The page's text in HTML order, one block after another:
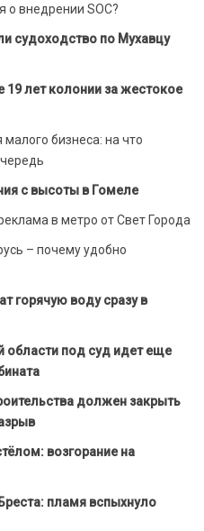
о внедрении SOC?
судоходство по Мухавцу
лет колонии за жестокое
бизнеса: на что
с высоты в Гомеле
в метро от Свет Города
– почему удобно
горячую воду сразу в
области под суд идет еще
должен закрыть
возгорание на
пламя вспыхнуло